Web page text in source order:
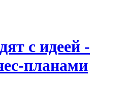
с идеей -
планами